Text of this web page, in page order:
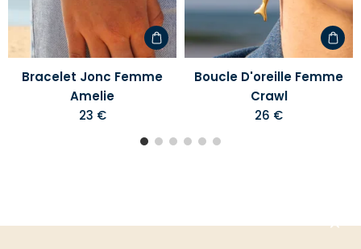
d'envies
Bracelet Jonc Femme
Amelie
23 €
Boucle D'oreille Femme
Crawl
26 €